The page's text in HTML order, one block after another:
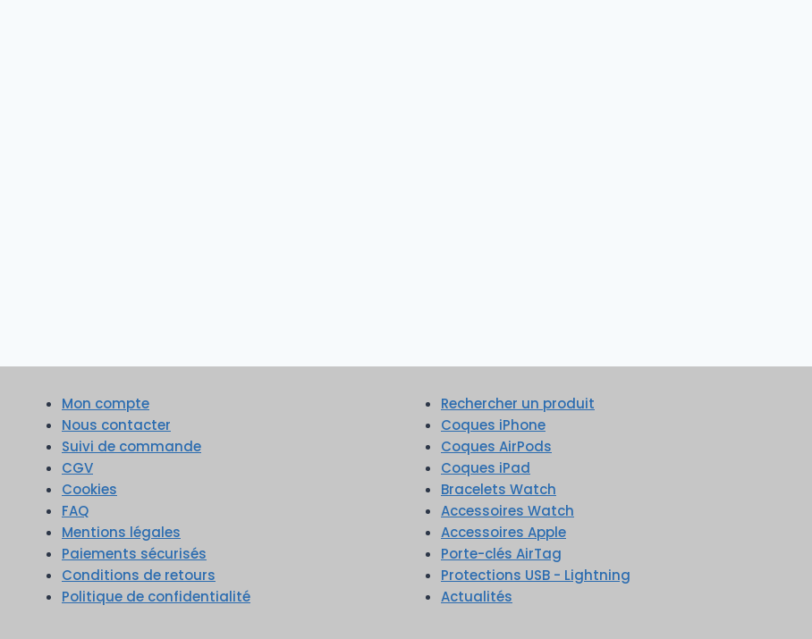
Mon compte
Nous contacter
Suivi de commande
CGV
Cookies
FAQ
Mentions légales
Paiements sécurisés
Conditions de retours
Politique de confidentialité
Rechercher un produit
Coques iPhone
Coques AirPods
Coques iPad
Bracelets Watch
Accessoires Watch
Accessoires Apple
Porte-clés AirTag
Protections USB - Lightning
Actualités